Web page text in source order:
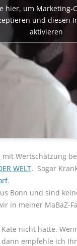
hier, um Marketing-
und diesen
aktivieren
Wertschätzung
WELT. Sogar
.
Bonn und sind
in meiner MaBaZ-
Kate nicht hatte.
empfehle ich